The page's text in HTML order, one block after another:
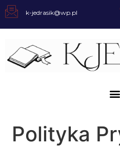
k-jedrasik@wp.pl
Polityka